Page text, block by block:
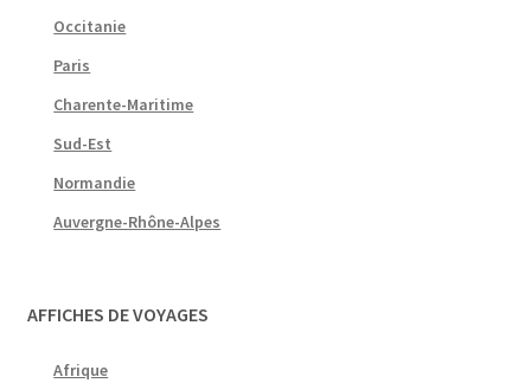
Occitanie
Paris
Charente-Maritime
Sud-Est
Normandie
Auvergne-Rhône-Alpes
AFFICHES DE VOYAGES
Afrique